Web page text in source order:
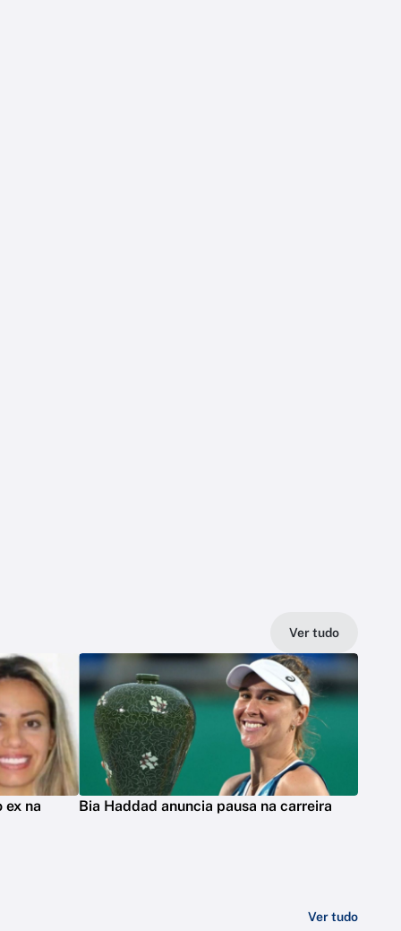
Ver tudo
ex na
Bia Haddad anuncia pausa na carreira
Ver tudo